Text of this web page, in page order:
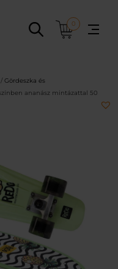
0
/ Gördeszka és
ananász mintázattal 50